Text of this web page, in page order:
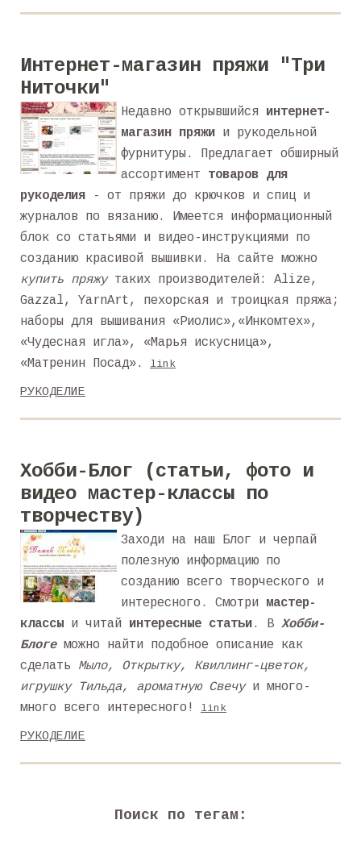
Интернет-магазин пряжи "Три
Ниточки"
Недавно открывшийся интернет-
магазин пряжи и рукодельной
фурнитуры. Предлагает обширный
ассортимент товаров для
рукоделия - от пряжи до крючков и спиц и
журналов по вязанию. Имеется информационный
блок со статьями и видео-инструкциями по
созданию красивой вышивки. На сайте можно
купить пряжутаких производителей: Alize,
Gazzal, YarnArt, пехорская и троицкая пряжа;
наборы для вышивания «Риолис»,«Инкомтех»,
«Чудесная игла», «Марья искусница»,
«Матренин Посад».
link
РУКОДЕЛИЕ
Хобби-Блог (статьи, фото и
видео мастер-классы по
творчеству)
Заходи на наш Блог и черпай
полезную информацию по
созданию всего творческого и
интересного. Смотри мастер-
классы и читай интересные статьи. В Хобби-
Блогеможно найти подобное описание как
сделать Мыло, Открытку, Квиллинг-цветок,
игрушку Тильда, ароматную Свечуи много-
много всего интересного!
link
РУКОДЕЛИЕ
Поиск по тегам: